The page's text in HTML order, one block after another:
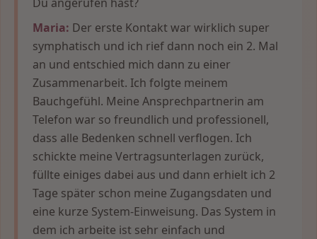
Maria: Der erste Kontakt war wirklich super
symphatisch und ich rief dann noch ein 2. Mal
an und entschied mich dann zu einer
Zusammenarbeit. Ich folgte meinem
Bauchgefühl. Meine Ansprechpartnerin am
Telefon war so freundlich und professionell,
dass alle Bedenken schnell verflogen. Ich
schickte meine Vertragsunterlagen zurück,
füllte einiges dabei aus und dann erhielt ich 2
Tage später schon meine Zugangsdaten und
eine kurze System-Einweisung. Das System in
dem ich arbeite ist sehr einfach und